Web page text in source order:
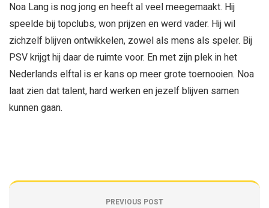
Noa Lang is nog jong en heeft al veel meegemaakt. Hij
speelde bij topclubs, won prijzen en werd vader. Hij wil
zichzelf blijven ontwikkelen, zowel als mens als speler. Bij
PSV krijgt hij daar de ruimte voor. En met zijn plek in het
Nederlands elftal is er kans op meer grote toernooien. Noa
laat zien dat talent, hard werken en jezelf blijven samen
kunnen gaan.
PREVIOUS POST